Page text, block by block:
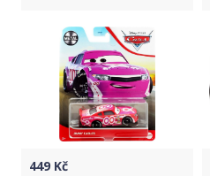
449 Kč